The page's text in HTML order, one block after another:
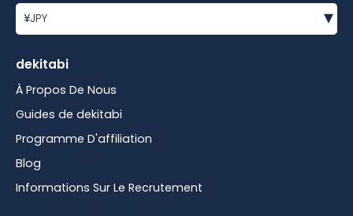
¥JPY ▾
dekitabi
À Propos De Nous
Guides de dekitabi
Programme D'affiliation
Blog
Informations Sur Le Recrutement